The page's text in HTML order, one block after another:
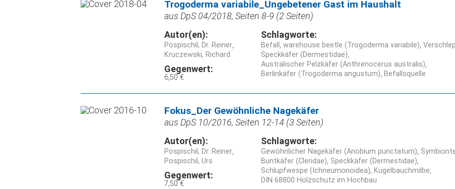
Trogoderma variabile_Ungebetener Gast im Haushalt
aus DpS 04/2018, Seiten 8-9 (2 Seiten)
Autor(en):
Pospischil, Dr. Reiner
Kruczewski, Richard
Gegenwert:
6,50 €
Schlagworte:
Befall warehouse beetle (Trogoderma variabile)
Speckkäfer (Dermestidae)
Australischer Pelzkäfer (Anthrenocerus australis)
Berlinkäfer (Trogoderma angustum) Befallsquelle
Fokus_Der Gewöhnliche Nagekäfer
aus DpS 10/2016, Seiten 12-14 (3 Seiten)
Autor(en):
Pospischil, Dr. Reiner
Pospischil, Urs
Gegenwert:
7,50 €
Schlagworte:
Gewöhnlicher Nagekäfer (Anobium punctatum)
Buntkäfer (Cleridae) Speckkäfer (Dermestidae)
Schlupfwespe (Ichneumonoidea) Kugelbauchmilbe
DIN 68800 Holzschutz im Hochbau